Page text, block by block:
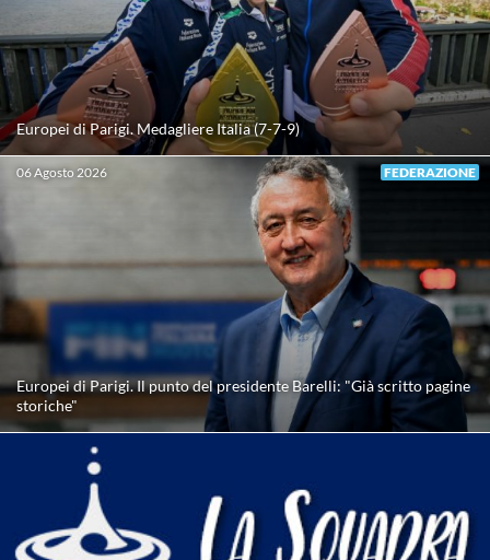
Europei di Parigi. Medagliere Italia (7-7-9)
06 Agosto 2026 FEDERAZIONE
Europei di Parigi. Il punto del presidente Barelli: "Già scritto pagine
storiche"